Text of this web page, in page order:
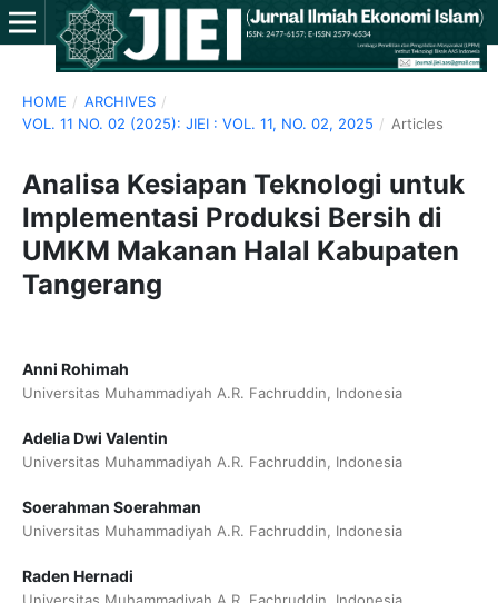
HOME / ARCHIVES /
VOL. 11 NO. 02 (2025): JIEI : VOL. 11, NO. 02, 2025 / Articles
Analisa Kesiapan Teknologi untuk
Implementasi Produksi Bersih di
UMKM Makanan Halal Kabupaten
Tangerang
Anni Rohimah
Universitas Muhammadiyah A.R. Fachruddin, Indonesia
Adelia Dwi Valentin
Universitas Muhammadiyah A.R. Fachruddin, Indonesia
Soerahman Soerahman
Universitas Muhammadiyah A.R. Fachruddin, Indonesia
Raden Hernadi